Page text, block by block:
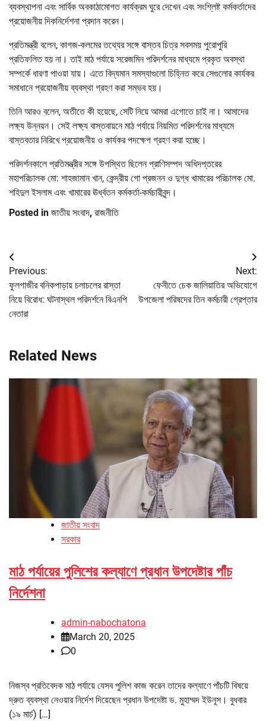
ব্যবস্থাপনা এবং সার্বিক অবকাঠামোগত কার্যক্রম ঘুরে দেখেন এবং সংশ্লিষ্ট কর্মকর্তাদের
প্রয়োজনীয় দিকনির্দেশনা প্রদান করেন।
প্রতিমন্ত্রী বলেন, কাগজ-কলমের তথ্যের সঙ্গে বাস্তব চিত্র সবসময় পুরোপুরি
প্রতিফলিত হয় না। তাই মাঠ পর্যায়ে সরেজমিন পরিদর্শনের মাধ্যমে প্রকৃত অবস্থা
সম্পর্কে ধারণা পাওয়া যায়। এতে বিদ্যমান সমস্যাগুলো চিহ্নিত করে সেগুলোর কার্যকর
সমাধানে প্রয়োজনীয় ব্যবস্থা গ্রহণ করা সম্ভব হয়।
তিনি আরও বলেন, অতীতে কী হয়েছে, সেটি নিয়ে আমরা এগোতে চাই না। আমাদের
লক্ষ্য উন্নয়ন। সেই লক্ষ্য বাস্তবায়নে মাঠ পর্যায়ে নিয়মিত পরিদর্শনের মাধ্যমে
বাস্তবতার নিরিখে প্রয়োজনীয় ও কার্যকর পদক্ষেপ গ্রহণ করা হচ্ছে।
পরিদর্শনকালে প্রতিমন্ত্রীর সঙ্গে উপস্থিত ছিলেন প্রাণিসম্পদ অধিদপ্তরের
মহাপরিচালক মো: শাহজামান খান, কেন্দ্রীয় গো প্রজনন ও দুগ্ধ খামারের পরিচালক মো.
শহিদুল ইসলাম এবং খামারের ঊর্ধ্বতন কর্মকর্তা-কর্মচারীবৃন্দ।
Posted in জাতীয় সংবাদ, রাজনীতি
Post
navigation
Previous:
ফুলগাজীর বনিকপাড়ায় চলাচলের রাস্তা
নিয়ে বিরোধ: ঘটনাস্থল পরিদর্শনে বিএনপি
নেতারা
Next:
ফেনীতে চেক জালিয়াতির অভিযোগে
উপজেলা পরিষদের তিন কর্মচারী গ্রেপ্তার
Related News
জাতীয় সংবাদ
সরকার
মাঠ পর্যায়ের পুলিশের কল্যাণে প্রধান উপদেষ্টার পাঁচ
নির্দেশনা
admin-nabochatona
March 20, 2025
0
নিজস্ব প্রতিবেদক মাঠ পর্যায়ে যেসব পুলিশ কাজ করেন তাদের কল্যাণে পাঁচটি বিষয়ে
দ্রুত ব্যবস্থা নেওয়ার নির্দেশ দিয়েছেন প্রধান উপদেষ্টা ড. মুহাম্মদ ইউনূস। বুধবার
(১৯ মার্চ) […]